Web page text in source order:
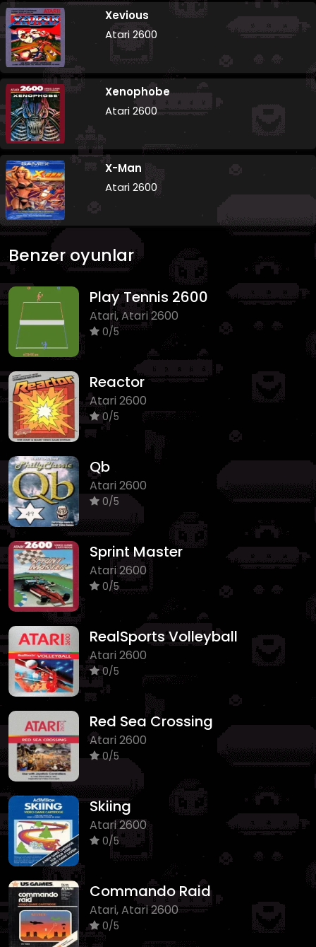
Xevious
Atari 2600
Xenophobe
Atari 2600
X-Man
Atari 2600
Benzer oyunlar
Play Tennis 2600
Atari, Atari 2600
0/5
Reactor
Atari 2600
0/5
Qb
Atari 2600
0/5
Sprint Master
Atari 2600
0/5
RealSports Volleyball
Atari 2600
0/5
Red Sea Crossing
Atari 2600
0/5
Skiing
Atari 2600
0/5
Commando Raid
Atari, Atari 2600
0/5